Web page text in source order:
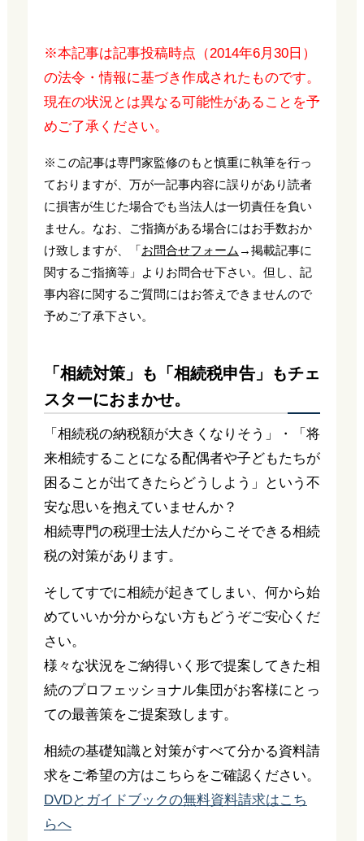
※本記事は記事投稿時点（2014年6月30日）
の法令・情報に基づき作成されたものです。
現在の状況とは異なる可能性があることを予
めご了承ください。
※この記事は専門家監修のもと慎重に執筆を行っ
ておりますが、万が一記事内容に誤りがあり読者
に損害が生じた場合でも当法人は一切責任を負い
ません。なお、ご指摘がある場合にはお手数おか
け致しますが、「お問合せフォーム →掲載記事に
関するご指摘等」よりお問合せ下さい。但し、記
事内容に関するご質問にはお答えできませんので
予めご了承下さい。
「相続対策」も「相続税申告」もチェ
スターにおまかせ。
「相続税の納税額が大きくなりそう」・「将
来相続することになる配偶者や子どもたちが
困ることが出てきたらどうしよう」という不
安な思いを抱えていませんか？
相続専門の税理士法人だからこそできる相続
税の対策があります。
そしてすでに相続が起きてしまい、何から始
めていいか分からない方もどうぞご安心くだ
さい。
様々な状況をご納得いく形で提案してきた相
続のプロフェッショナル集団がお客様にとっ
ての最善策をご提案致します。
相続の基礎知識と対策がすべて分かる資料請
求をご希望の方はこちらをご確認ください。
DVDとガイドブックの無料資料請求はこち
らへ